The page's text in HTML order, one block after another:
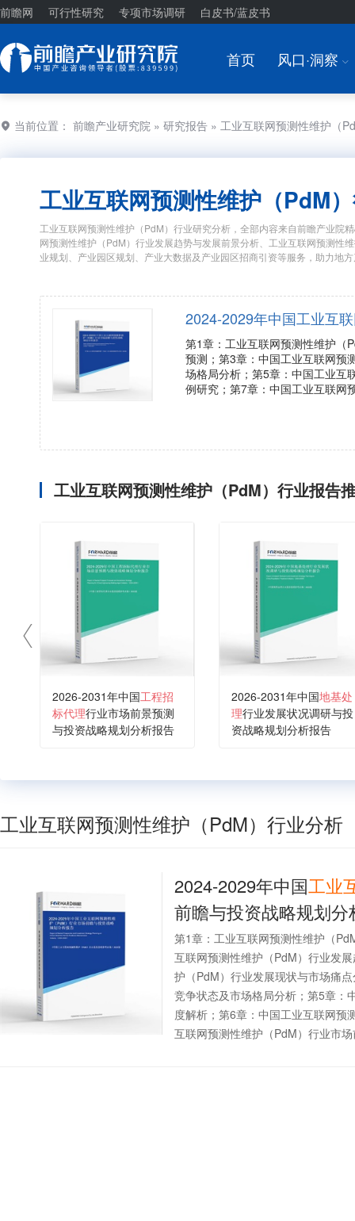
前瞻网 可行性研究 专项市场调研 白皮书/蓝皮书
首页 风口·洞察 I
当前位置： 前瞻产业研究院 » 研究报告 » 工业互联网预测性维护（
工业互联网预测性维护（PdM
工业互联网预测性维护（PdM）行业研究分析，全部内容来自前瞻产业院
网预测性维护（PdM）行业发展趋势与发展前景分析、工业互联网预测性
业规划、产业园区规划、产业大数据及产业园区招商引资等服务，助力地
2024-2029年中国工业互
第1章：工业互联网预测性维护（
预测；第3章：中国工业互联网预
场格局分析；第5章：中国工业互
例研究；第7章：中国工业互联网
工业互联网预测性维护（PdM）行业报告
2026-2031年中国工程招
标代理行业市场前景预测
与投资战略规划分析报告
2026-2031年中国地基处
理行业发展状况调研与投
资战略规划分析报告
工业互联网预测性维护（PdM）行业分析
2024-2029年中国工业
前瞻与投资战略规划分
第1章：工业互联网预测性维护（
互联网预测性维护（PdM）行业发
护（PdM）行业发展现状与市场痛
竞争状态及市场格局分析；第5章：
度解析；第6章：中国工业互联网预
互联网预测性维护（PdM）行业市